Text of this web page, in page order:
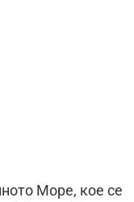
Море, кое се